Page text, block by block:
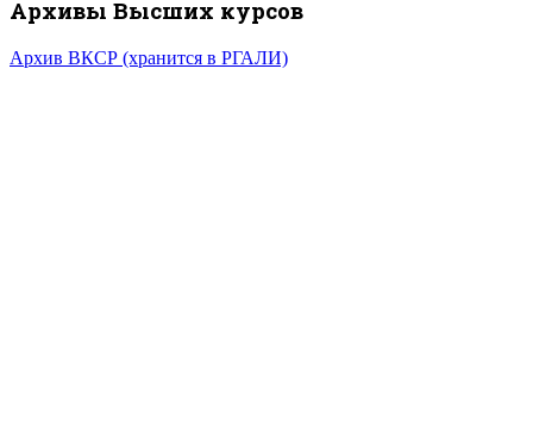
Архивы Высших курсов
Архив ВКСР (хранится в РГАЛИ)